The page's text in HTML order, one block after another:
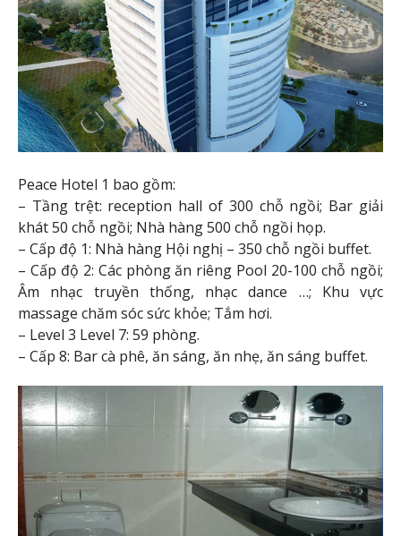
Peace Hotel 1 bao gồm:
– Tầng trệt: reception hall of 300 chỗ ngồi; Bar giải
khát 50 chỗ ngồi; Nhà hàng 500 chỗ ngồi họp.
– Cấp độ 1: Nhà hàng Hội nghị – 350 chỗ ngồi buffet.
– Cấp độ 2: Các phòng ăn riêng Pool 20-100 chỗ ngồi;
Âm nhạc truyền thống, nhạc dance …; Khu vực
massage chăm sóc sức khỏe; Tắm hơi.
– Level 3 Level 7: 59 phòng.
– Cấp 8: Bar cà phê, ăn sáng, ăn nhẹ, ăn sáng buffet.